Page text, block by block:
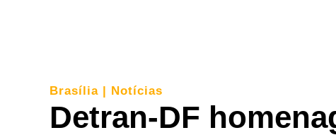
Brasília| Notícias
Detran-DF